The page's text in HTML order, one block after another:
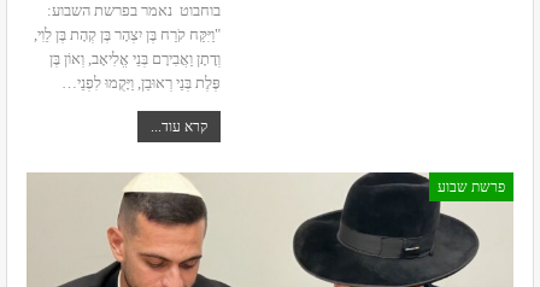
בוחבוט נאמר בפרשת השבוע:
"וַיִּקַּח קֹרַח בֶּן יִצְהָר בֶּן קְהָת בֶּן לֵוִי,
וְדָתָן וַאֲבִירָם בְּנֵי אֱלִיאָב, וְאוֹן בֶּן
פֶּלֶת בְּנֵי רְאוּבֵן, וַיָּקֻמוּ לִפְנֵי…
קרא עוד...
פרשת שבוע